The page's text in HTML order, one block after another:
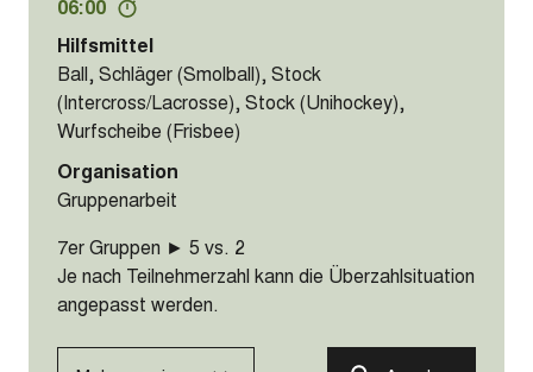
Überwindung eines
Hindernisses III
(Bauchwende)
Parkour
00:00
Hilfsmittel
Sprossenwand, Weichmatte (gross)
Organisation
Einzelarbeit
Bilder